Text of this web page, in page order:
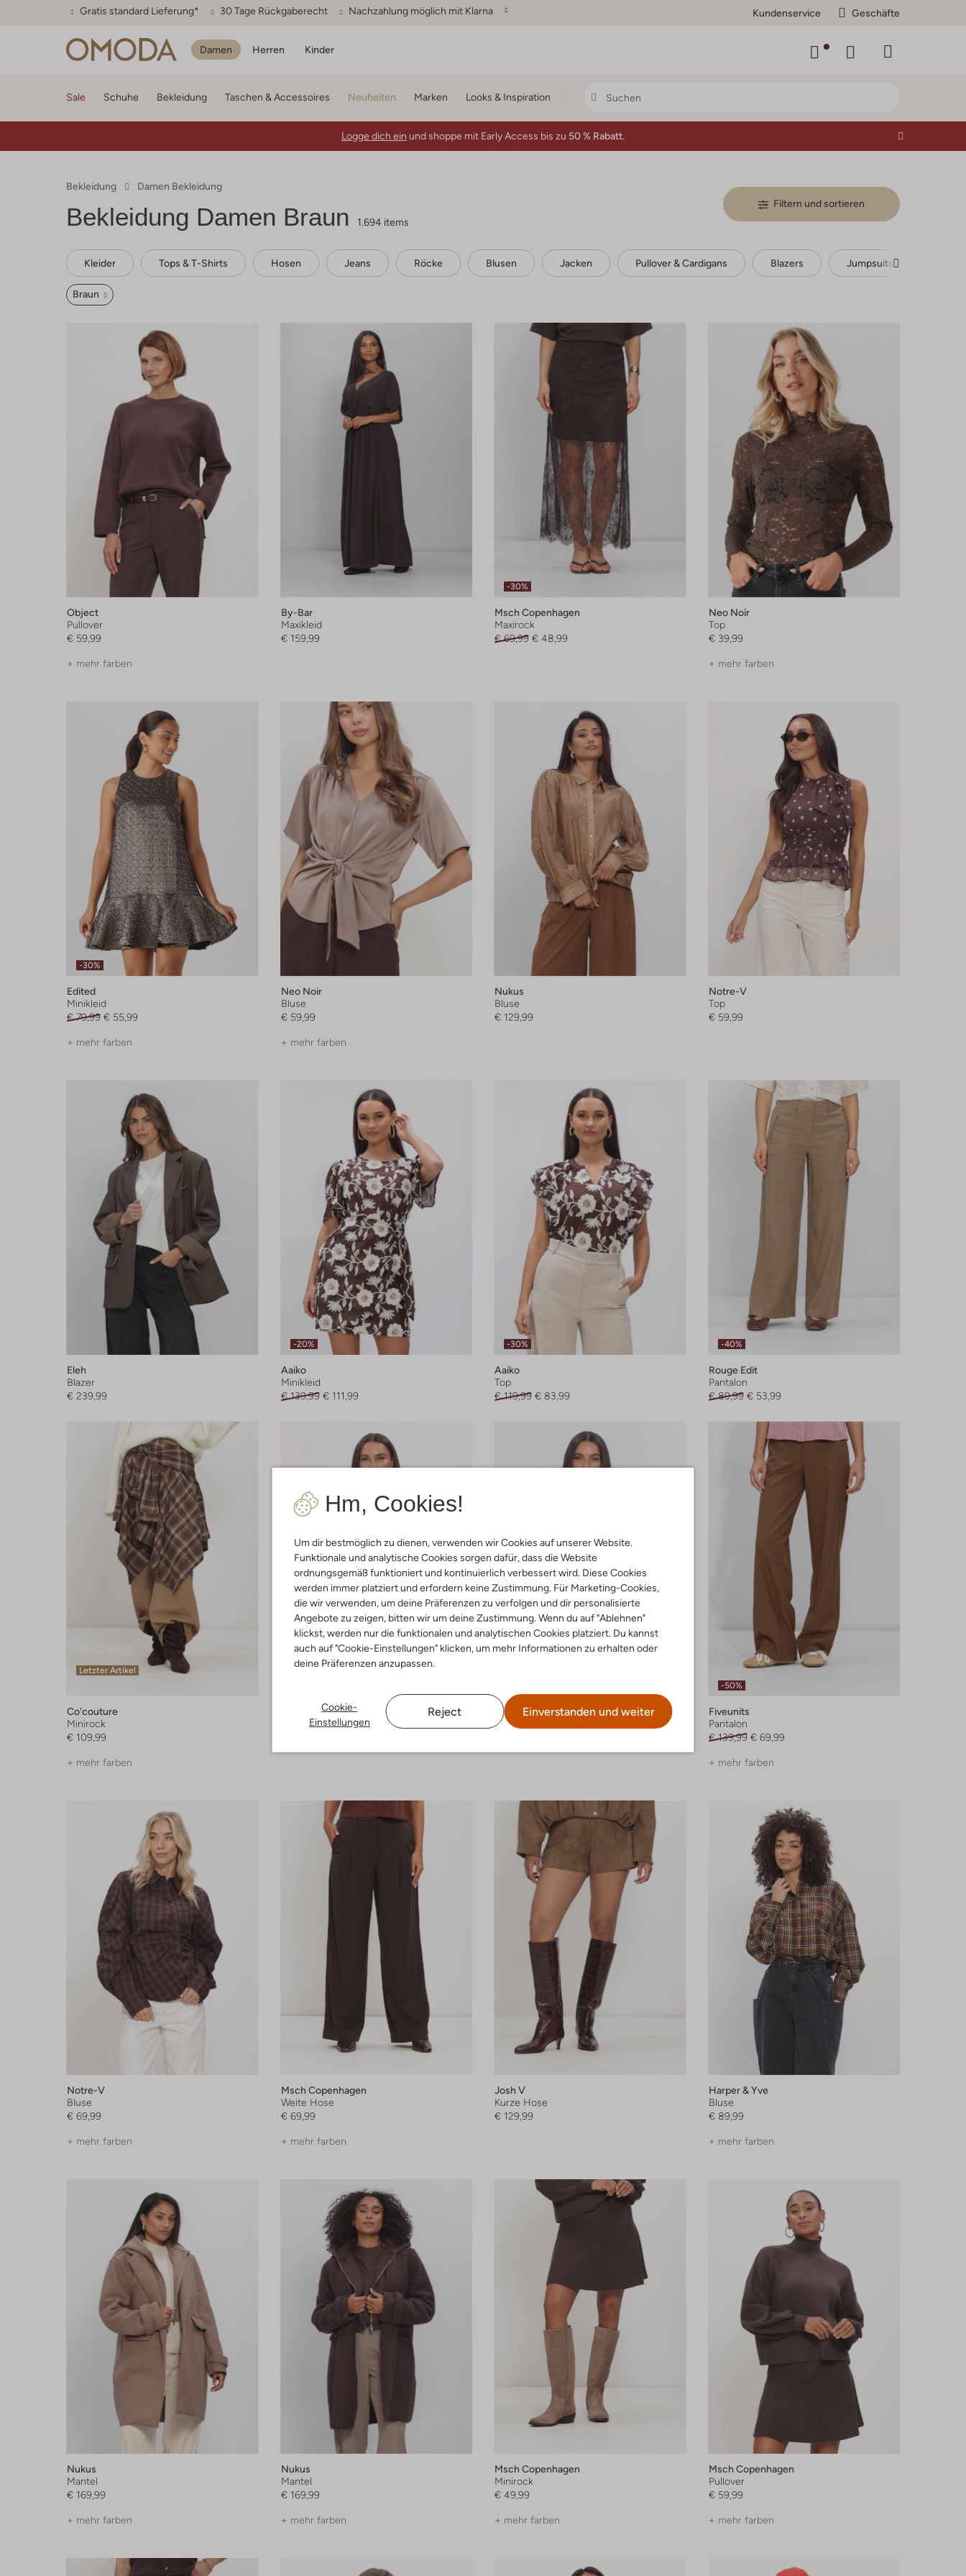
Gratis standard Lieferung* 30 Tage Rückgaberecht Nachzahlung möglich mit Klarna Kundenservice Geschäfte
Damen Herren Kinder
Hm, Cookies!
Um dir bestmöglich zu dienen, verwenden wir Cookies auf unserer Website.
Funktionale und analytische Cookies sorgen dafür, dass die Website
ordnungsgemäß funktioniert und kontinuierlich verbessert wird. Diese Cookies
werden immer platziert und erfordern keine Zustimmung. Für Marketing-Cookies,
die wir verwenden, um deine Präferenzen zu verfolgen und dir personalisierte
Angebote zu zeigen, bitten wir um deine Zustimmung. Wenn du auf "Ablehnen"
klickst, werden nur die funktionalen und analytischen Cookies platziert. Du kannst
auch auf "Cookie-Einstellungen" klicken, um mehr Informationen zu erhalten oder
deine Präferenzen anzupassen.
Cookie-
Einstellungen
Reject Einverstanden und weiter
Sale Schuhe Bekleidung Taschen & Accessoires Neuheiten Marken Looks & Inspiration
Logge dich ein und shoppe mit Early Access bis zu 50 % Rabatt.
Bekleidung Damen Bekleidung
Bekleidung Damen Braun 1.694 items
Filtern und sortieren
Kleider Tops & T-Shirts Hosen Jeans Röcke Blusen Jacken Pullover & Cardigans Blazers Jumpsuits
Braun
Object
Pullover
€ 59,99
+ mehr farben
By-Bar
Maxikleid
€ 159,99
-30%
Msch Copenhagen
Maxirock
€ 69,99 € 48,99
Neo Noir
Top
€ 39,99
+ mehr farben
-30%
Edited
Minikleid
€ 79,99 € 55,99
+ mehr farben
Neo Noir
Bluse
€ 59,99
+ mehr farben
Nukus
Bluse
€ 129,99
Notre-V
Top
€ 59,99
Eleh
Blazer
€ 239,99
-20%
Aaiko
Minikleid
€ 139,99 € 111,99
-30%
Aaiko
Top
€ 119,99 € 83,99
-40%
Rouge Edit
Pantalon
€ 89,99 € 53,99
Letzter Artikel
Co'couture
Minirock
€ 109,99
+ mehr farben
Letzter Artikel
Co'couture
Neo Noir
Jack
-50%
Fiveunits
Pantalon
€ 139,99 € 69,99
+ mehr farben
Notre-V
Bluse
€ 69,99
+ mehr farben
Msch Copenhagen
Weite Hose
€ 69,99
+ mehr farben
Josh V
Kurze Hose
€ 129,99
Harper & Yve
Bluse
€ 89,99
+ mehr farben
Nukus
Mantel
€ 169,99
+ mehr farben
Nukus
Mantel
€ 169,99
+ mehr farben
Msch Copenhagen
Minirock
€ 49,99
+ mehr farben
Msch Copenhagen
Pullover
€ 59,99
+ mehr farben